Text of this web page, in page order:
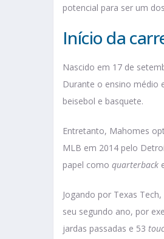
potencial para ser um
Início da
Nascido em 17 de
Durante o ensino médio
beisebol e basquete.
Entretanto, Mahomes
MLB em 2014 pelo
papel como quarterback
Jogando por Texas
seu segundo ano, por
jardas passadas e 53